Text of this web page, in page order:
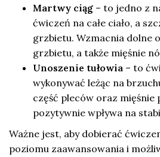
Martwy ciąg – to jedno z
ćwiczeń na całe ciało, a
grzbietu. Wzmacnia dolne
grzbietu, a także mięśnie
Unoszenie tułowia – to
wykonywać leżąc na
część pleców oraz mięśnie
pozytywnie wpływa na
Ważne jest, aby dobierać
poziomu zaawansowania i